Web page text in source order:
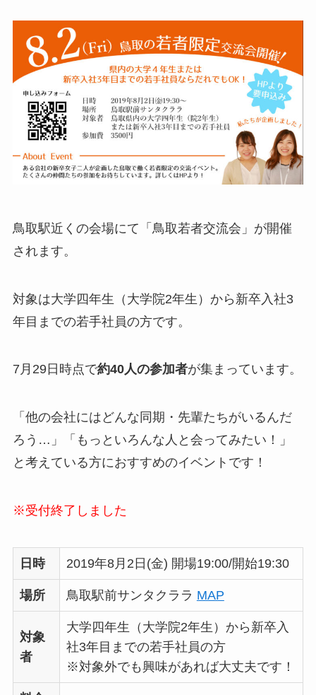
鳥取駅近くの会場にて「鳥取若者交流会」が開催
されます。
対象は大学四年生（大学院2年生）から新卒入社3
年目までの若手社員の方です。
7月29日時点で約40人の参加者が集まっています。
「他の会社にはどんな同期・先輩たちがいるんだ
ろう…」「もっといろんな人と会ってみたい！」
と考えている方におすすめのイベントです！
※受付終了しました
日時 2019年8月2日(金) 開場19:00/開始19:30
場所 鳥取駅前サンタクララ MAP
対象
者
大学四年生（大学院2年生）から新卒入
社3年目までの若手社員の方
※対象外でも興味があれば大丈夫です！